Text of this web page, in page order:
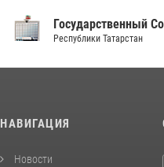
Государственный
Республики Татарстан
НАВИГАЦИЯ
Новости